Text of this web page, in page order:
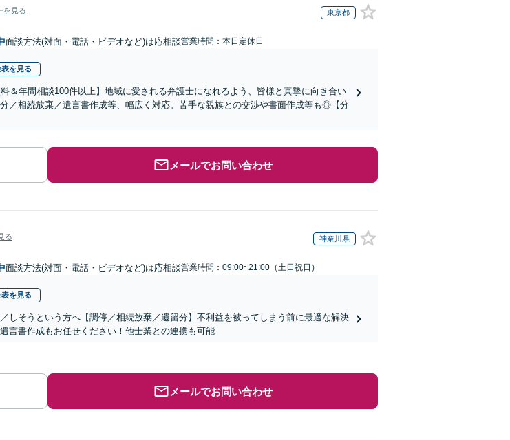
を見る 東京都
面談方法(対面・電話・ビデオなど)は応相談営業時間：本日定休日
を見る
＆年間相談100件以上】地域に愛される弁護士になれるよう、皆様と真摯に向き合い
／相続放棄／遺言書作成等、幅広く対応。苦手な親族との交渉や書面作成等も◎【分
メールでお問い合わせ
る 神奈川県
面談方法(対面・電話・ビデオなど)は応相談営業時間：09:00~21:00（土日祝日）
を見る
しそうという方へ【調停／相続放棄／遺留分】不利益を被ってしまう前に最適な解決
言書作成もお任せください！他士業との連携も可能
メールでお問い合わせ